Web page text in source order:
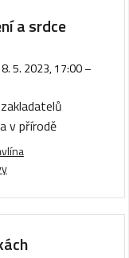
a srdce
5. 2023, 17:00–
v přírodě